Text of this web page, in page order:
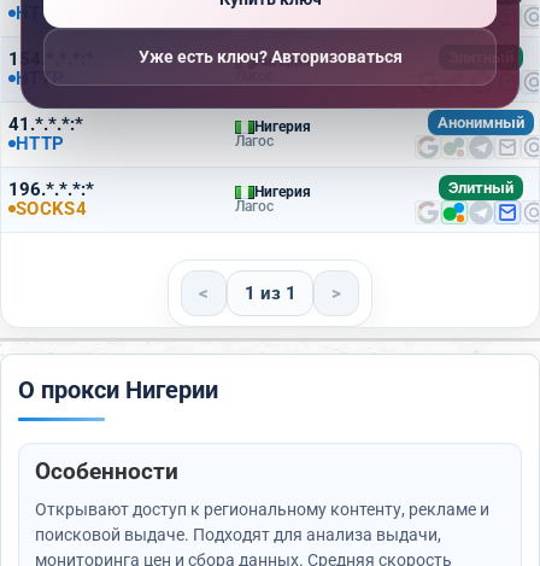
Уже есть ключ? Авторизоваться
HTTP
Лагос
154.*.*.*:*
HTTP
Нигерия
41.*.*.*:*
HTTP
Нигерия
Лагос
Анонимный
196.*.*.*:*
SOCKS4
Нигерия
Лагос
Элитный
< 1 из 1 >
О прокси Нигерии
Особенности
Открывают доступ к региональному контенту, рекламе и
поисковой выдаче. Подходят для анализа выдачи,
мониторинга цен и сбора данных. Средняя скорость